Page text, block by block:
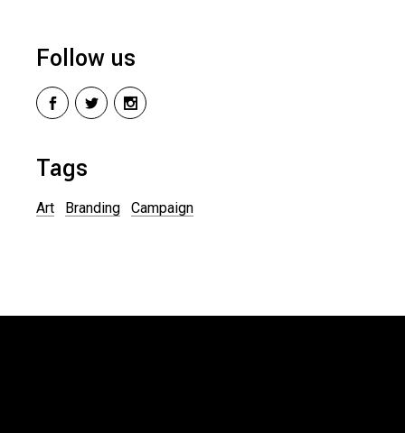
Follow us
Tags
Art Branding Campaign